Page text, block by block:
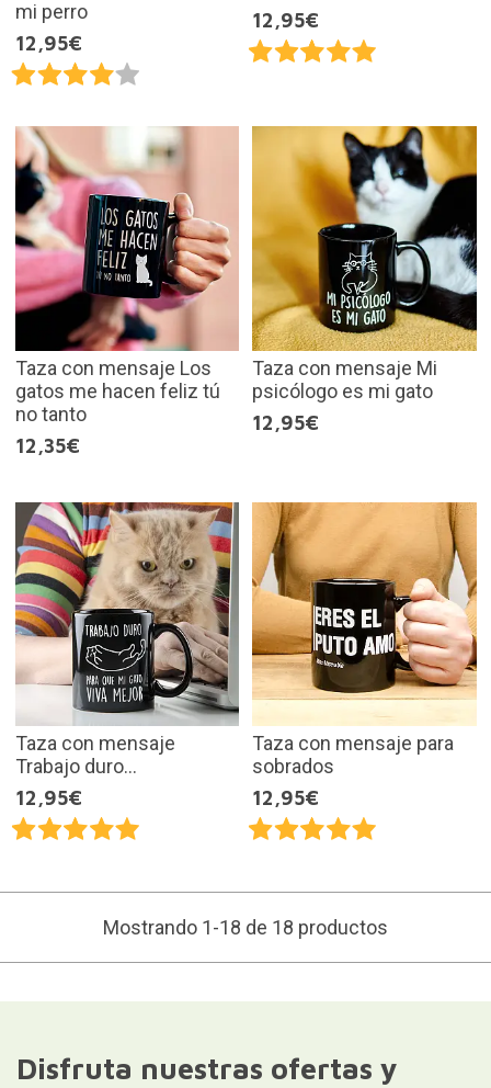
mi perro
12,95€
12,95€
Taza con mensaje Los
gatos me hacen feliz tú
no tanto
12,35€
Taza con mensaje Mi
psicólogo es mi gato
12,95€
Taza con mensaje
Trabajo duro...
12,95€
Taza con mensaje para
sobrados
12,95€
Mostrando 1-18 de 18 productos
Disfruta nuestras ofertas y